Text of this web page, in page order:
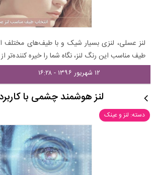
لنز عسلی، لنزی بسیار شیک و با طیف‌های مختلف
طیف مناسب این رنگ لنز، نگاه شما را خیره کننده‌تر
۱۲ شهریور ۱۳۹۶ - ۱۶:۲۸
لنز هوشمند چشمی با
دسته: لنز و عینک